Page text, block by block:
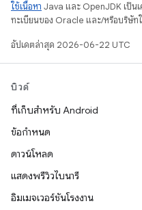
ใช้เนื้อหา Java และ OpenJDK เป็นเ
ทะเบียนของ Oracle และ/หรือบริษัท
อัปเดตล่าสุด 2026-06-22 UTC
บิวด์
ที่เก็บสำหรับ Android
ข้อกำหนด
ดาวน์โหลด
แสดงพรีวิวไบนารี
อิมเมจเวอร์ชันโรงงาน